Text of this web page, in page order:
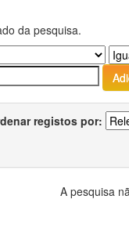
da pesquisa.
registos por:
A pesquisa